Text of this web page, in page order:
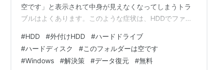
空です」と表示されて中身が見えなくなってしまうトラ
ブルはよくあります。このような症状は、HDDでファイ
Windows11のパソコンで同じく「このフォルダーは空で
す」というエラーに悩まされるケースも少なくありませ
ん。このガイドでは、ファイルを非表示から復元し、問
#HDD #外付けHDD #ハードドライブ
#ハードディスク #このフォルダーは空です
#Windows #解決策 #データ復元 #無料